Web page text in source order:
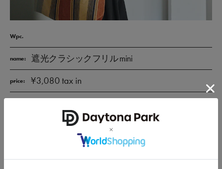
Wpc.
name: 遮光クラシックフリル mini
price: ¥3,080 tax in
CHECK
上品なフリルが大人気！完全遮光100％生地を使用したフェミ